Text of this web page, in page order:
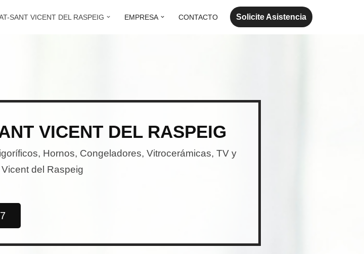
SANT VICENT DEL RASPEIG EMPRESA CONTACTO Solicite Asistencia
VICENT DEL RASPEIG
Hornos, Congeladores, Vitrocerámicas, TV y
del Raspeig